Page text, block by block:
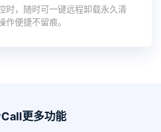
时，随时可一键远程卸载永久清
作便捷不留痕。
更多功能